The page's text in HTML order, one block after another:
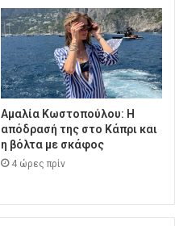
Αμαλία Κωστοπούλου: Η
απόδρασή της στο Κάπρι και
η βόλτα με σκάφος
4 ώρες πρίν